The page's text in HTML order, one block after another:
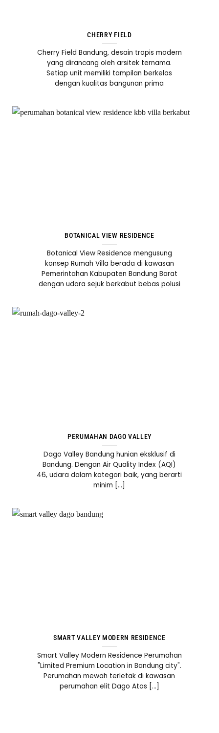
CHERRY FIELD
Cherry Field Bandung, desain tropis modern
yang dirancang oleh arsitek ternama.
Setiap unit memiliki tampilan berkelas
dengan kualitas bangunan prima
BOTANICAL VIEW RESIDENCE
Botanical View Residence mengusung
konsep Rumah Villa berada di kawasan
Pemerintahan Kabupaten Bandung Barat
dengan udara sejuk berkabut bebas polusi
PERUMAHAN DAGO VALLEY
Dago Valley Bandung hunian eksklusif di
Bandung. Dengan Air Quality Index (AQI)
46, udara dalam kategori baik, yang berarti
minim [...]
SMART VALLEY MODERN RESIDENCE
Smart Valley Modern Residence Perumahan
"Limited Premium Location in Bandung city".
Perumahan mewah terletak di kawasan
perumahan elit Dago Atas [...]